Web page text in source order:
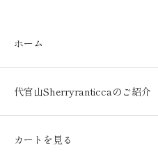
ホーム
代官山Sherryranticcaのご紹介
カートを見る